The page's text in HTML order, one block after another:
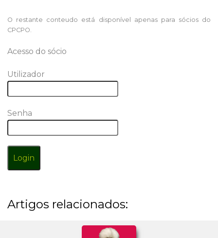
O restante conteudo está disponível apenas para sócios do
CPCPO.
Acesso do sócio
Utilizador
Senha
Login
Artigos relacionados: